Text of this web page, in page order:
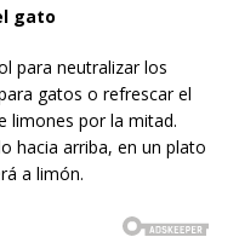
gato
para neutralizar los
gatos o refrescar el
limones por la mitad.
hacia arriba, en un plato
a limón.